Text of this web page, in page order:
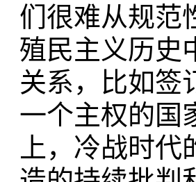
们很难从规范
殖民主义历史
关系，比如签
一个主权的国
上，冷战时